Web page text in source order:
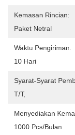
Kemasan Rincian:
Paket Netral
Waktu Pengiriman:
10 Hari
Syarat-Syarat
T/T,
Menyediakan
1000 Pcs/bulan